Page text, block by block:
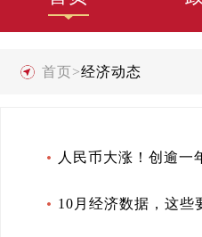
首页>经济动态
人民币大涨！创逾一
10月经济数据，这些